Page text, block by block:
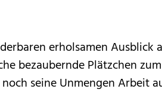
erholsamen Ausblick
bezaubernde Plätzchen
seine Unmengen Arbeit